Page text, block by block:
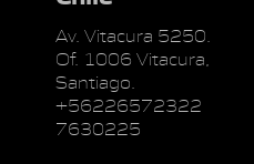
Av. Vitacura 5250.
Of. 1006 Vitacura,
Santiago.
+56226572322
7630225